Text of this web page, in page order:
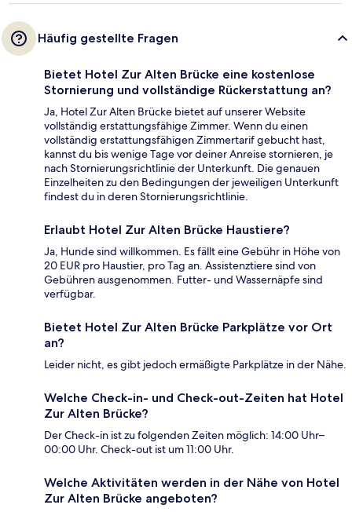
Häufig gestellte Fragen
Bietet Hotel Zur Alten Brücke eine kostenlose
Stornierung und vollständige Rückerstattung an?
Ja, Hotel Zur Alten Brücke bietet auf unserer Website
vollständig erstattungsfähige Zimmer. Wenn du einen
vollständig erstattungsfähigen Zimmertarif gebucht hast,
kannst du bis wenige Tage vor deiner Anreise stornieren, je
nach Stornierungsrichtlinie der Unterkunft. Die genauen
Einzelheiten zu den Bedingungen der jeweiligen Unterkunft
findest du in deren Stornierungsrichtlinie.
Erlaubt Hotel Zur Alten Brücke Haustiere?
Ja, Hunde sind willkommen. Es fällt eine Gebühr in Höhe von
20 EUR pro Haustier, pro Tag an. Assistenztiere sind von
Gebühren ausgenommen. Futter- und Wassernäpfe sind
verfügbar.
Bietet Hotel Zur Alten Brücke Parkplätze vor Ort
an?
Leider nicht, es gibt jedoch ermäßigte Parkplätze in der Nähe.
Welche Check-in- und Check-out-Zeiten hat Hotel
Zur Alten Brücke?
Der Check-in ist zu folgenden Zeiten möglich: 14:00 Uhr–
00:00 Uhr. Check-out ist um 11:00 Uhr.
Welche Aktivitäten werden in der Nähe von Hotel
Zur Alten Brücke angeboten?